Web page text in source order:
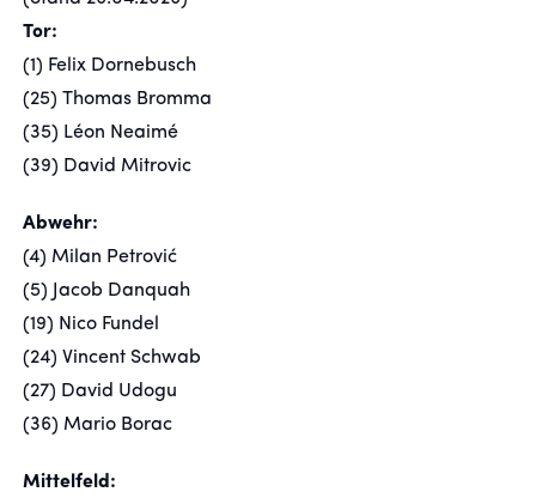
Tor:
(1) Felix Dornebusch
(25) Thomas Bromma
(35) Léon Neaimé
(39) David Mitrovic
Abwehr:
(4) Milan Petrović
(5) Jacob Danquah
(19) Nico Fundel
(24) Vincent Schwab
(27) David Udogu
(36) Mario Borac
Mittelfeld: